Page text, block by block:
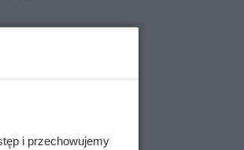
i przechowujemy